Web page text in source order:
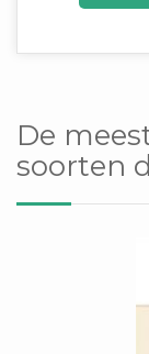
De
soorten